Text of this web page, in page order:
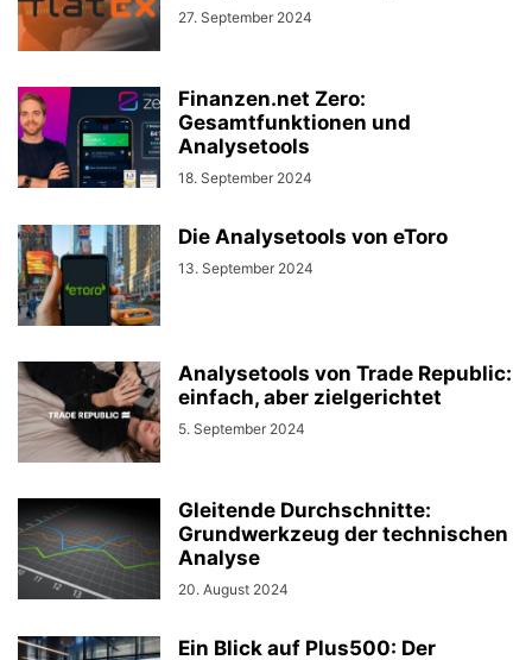
27. September 2024
Finanzen.net Zero:
Gesamtfunktionen und
Analysetools
18. September 2024
Die Analysetools von eToro
13. September 2024
Analysetools von Trade Republic:
einfach, aber zielgerichtet
5. September 2024
Gleitende Durchschnitte:
Grundwerkzeug der technischen
Analyse
20. August 2024
Ein Blick auf Plus500: Der